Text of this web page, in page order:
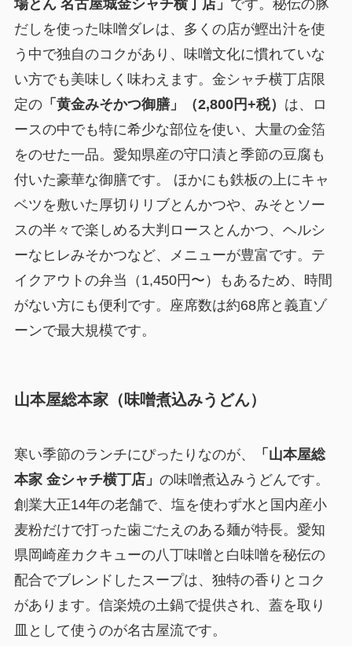
場とん 名古屋城金シャチ横丁店」 です。秘伝の豚
だしを使った味噌ダレは、多くの店が鰹出汁を使
う中で独自のコクがあり、味噌文化に慣れていな
い方でも美味しく味わえます。金シャチ横丁店限
定の「黄金みそかつ御膳」（2,800円+税） は、ロ
ースの中でも特に希少な部位を使い、大量の金箔
をのせた一品。愛知県産の守口漬と季節の豆腐も
付いた豪華な御膳です。 ほかにも鉄板の上にキャ
ベツを敷いた厚切りリブとんかつや、みそとソー
スの半々で楽しめる大判ロースとんかつ、ヘルシ
ーなヒレみそかつなど、メニューが豊富です。テ
イクアウトの弁当（1,450円〜）もあるため、時間
がない方にも便利です。座席数は約68席と義直ゾ
ーンで最大規模です。
山本屋総本家（味噌煮込みうどん）
寒い季節のランチにぴったりなのが、
「山本屋総
本家 金シャチ横丁店」 の味噌煮込みうどんです。
創業大正14年の老舗で、塩を使わず水と国内産小
麦粉だけで打った歯ごたえのある麺が特長。愛知
県岡崎産カクキューの八丁味噌と白味噌を秘伝の
配合でブレンドしたスープは、独特の香りとコク
があります。信楽焼の土鍋で提供され、蓋を取り
皿として使うのが名古屋流です。